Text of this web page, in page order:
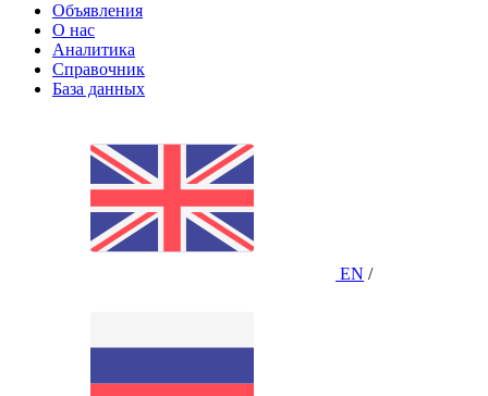
Объявления
О нас
Аналитика
Справочник
База данных
EN /